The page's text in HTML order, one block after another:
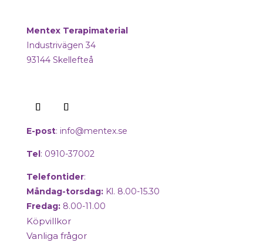
Mentex Terapimaterial
Industrivägen 34
93144 Skellefteå
E-post: info@mentex.se
Tel: 0910-37002
Telefontider:
Måndag-torsdag:Kl. 8.00-15.30
Fredag:8.00-11.00
Köpvillkor
Vanliga frågor